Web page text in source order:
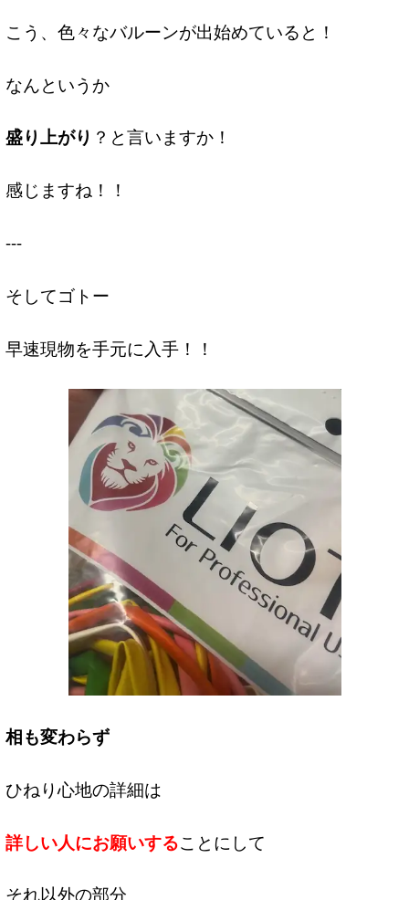
こう、色々なバルーンが出始めていると！
なんというか
盛り上がり ？と言いますか！
感じますね！！
---
そしてゴトー
早速現物を手元に入手！！
相も変わらず
ひねり心地の詳細は
詳しい人にお願いすることにして
それ以外の部分